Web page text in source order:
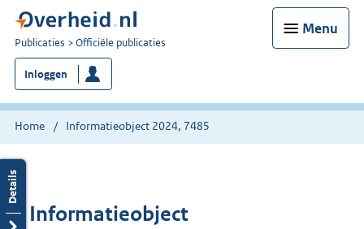
Menu
U
bent
nu
hier:
Publicaties Officiële publicaties
Inloggen
Home Informatieobject 2024, 7485
Informatieobject